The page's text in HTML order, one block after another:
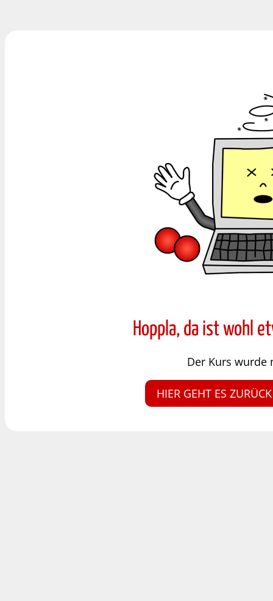
Hoppla, da ist wohl
Der Kurs wurde
HIER GEHT ES